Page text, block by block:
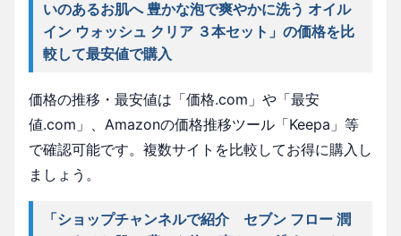
いのあるお肌へ 豊かな泡で爽やかに洗う オイル
イン ウォッシュ クリア ３本セット」の価格を比
較して最安値で購入
価格の推移・最安値は「価格.com」や「最安
値.com」、Amazonの価格推移ツール「Keepa」等
で確認可能です。複数サイトを比較してお得に購入し
ましょう。
「ショップチャンネルで紹介 セブン フロー 潤